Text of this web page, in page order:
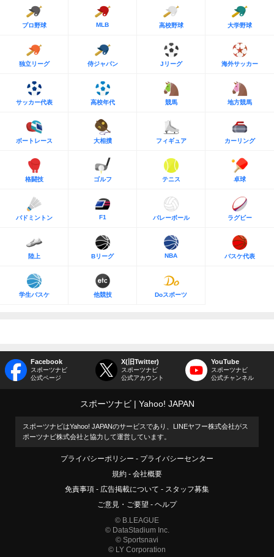
プロ野球 MLB 高校野球 大学野球
独立リーグ 侍ジャパン Jリーグ 海外サッカー
サッカー代表 高校年代 競馬 地方競馬
ボートレース 大相撲 フィギュア カーリング
格闘技 ゴルフ テニス 卓球
バドミントン F1 バレーボール ラグビー
陸上 Bリーグ NBA バスケ代表
学生バスケ 他競技 Doスポーツ
Facebook
スポーツナビ
公式ページ
X(旧Twitter)
スポーツナビ
公式アカウント
YouTube
スポーツナビ
公式チャンネル
スポーツナビ Yahoo! JAPAN
スポーツナビはYahoo! JAPANのサービスであり、LINEヤフー株式会社がス
ポーツナビ株式会社と協力して運営しています。
プライバシーポリシー
プライバシーセンター
規約
会社概要
免責事項
広告掲載について
スタッフ募集
ご意見・ご要望
ヘルプ
© B.LEAGUE
© DataStadium Inc.
© Sportsnavi
© LY Corporation